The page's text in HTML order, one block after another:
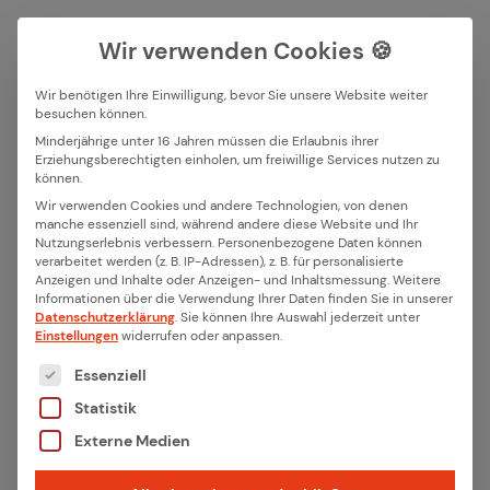
Suchfeld
Zurück
10 Jah­re ithinx – Vom Start in
der Kon­nek­ti­vi­tät zum Sys­
tem­part­ner für IoT
Als ithinx 2016 gegründet wurde, ging es
zunächst um eine klare Aufgabe: eine
technologische Lücke zu schließen.
Konnektivität wurde zunehmend zum
Wir verwenden Cookies 🍪
Wir benötigen Ihre Einwilligung, bevor Sie unsere Website weiter
besuchen können.
Minderjährige unter 16 Jahren müssen die Erlaubnis ihrer
Erziehungsberechtigten einholen, um freiwillige Services nutzen zu
können.
Wir verwenden Cookies und andere Technologien, von denen
manche essenziell sind, während andere diese Website und Ihr
Nutzungserlebnis verbessern. Personenbezogene Daten können
verarbeitet werden (z. B. IP-Adressen), z. B. für personalisierte
Anzeigen und Inhalte oder Anzeigen- und Inhaltsmessung.Weitere
Informationen über die Verwendung Ihrer Daten finden Sie in unserer
Datenschutzerklärung.Sie können Ihre Auswahl jederzeit unter
Einstellungenwiderrufen oder anpassen.
Es folgt eine Liste der Service-Gruppen, für die
Essenziell
Statistik
Externe Medien